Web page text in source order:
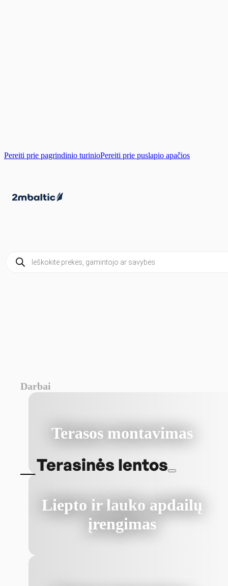
Pereiti prie pagrindinio turinioPereiti prie puslapio apačios
search
Darbai
Terasos montavimas
Liepto ir lauko apdailų
įrengimas
Terasinės lentos